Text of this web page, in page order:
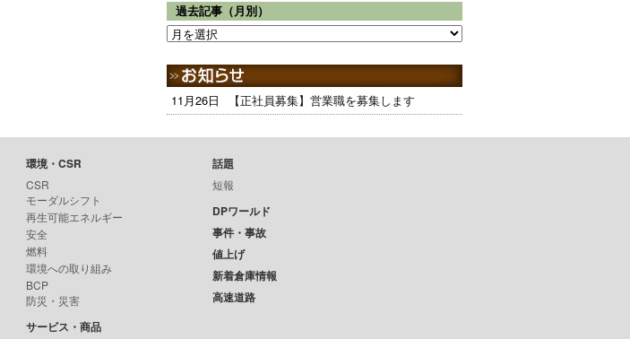
過去記事（月別）
11月26日 【正社員募集】営業職を募集します
環境・CSR
CSR
モーダルシフト
再生可能エネルギー
安全
燃料
環境への取り組み
BCP
防災・災害
サービス・商品
話題
短報
DPワールド
事件・事故
値上げ
新着倉庫情報
高速道路